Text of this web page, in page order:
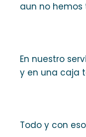
aun no hemos
En nuestro
y en una caja
Todo y con